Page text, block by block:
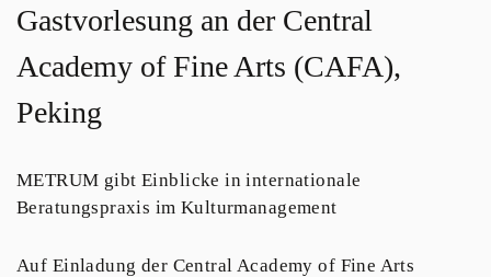
Gastvorlesung an der Central
Academy of Fine Arts (CAFA),
Peking
METRUM gibt Einblicke in internationale
Beratungspraxis im Kulturmanagement
Auf Einladung der Central Academy of Fine Arts